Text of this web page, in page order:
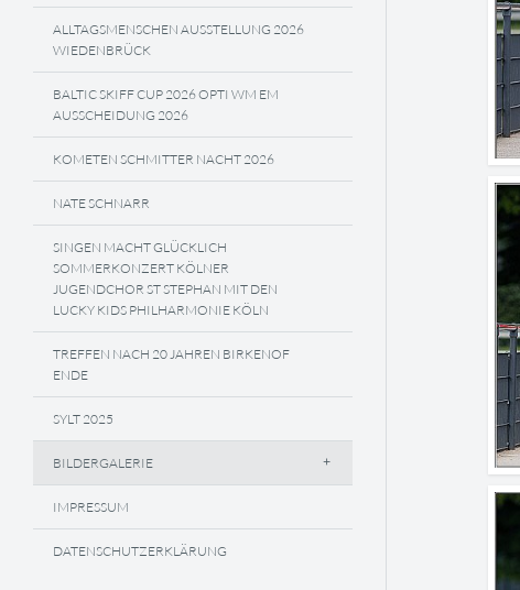
ALLTAGSMENSCHEN AUSSTELLUNG 2026
WIEDENBRÜCK
BALTIC SKIFF CUP 2026 OPTI WM EM
AUSSCHEIDUNG 2026
KOMETEN SCHMITTER NACHT 2026
NATE SCHNARR
SINGEN MACHT GLÜCKLICH
SOMMERKONZERT KÖLNER
JUGENDCHOR ST STEPHAN MIT DEN
LUCKY KIDS PHILHARMONIE KÖLN
TREFFEN NACH 20 JAHREN BIRKENOF
ENDE
SYLT 2025
BILDERGALERIE
IMPRESSUM
DATENSCHUTZERKLÄRUNG